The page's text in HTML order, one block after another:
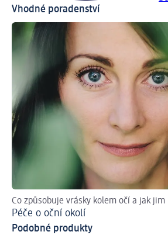
Vhodné poradenství
Co způsobuje vrásky kolem očí a jak jim
Péče o oční okolí
Podobné produkty